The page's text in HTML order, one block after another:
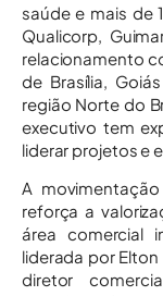
saúde e mais de
Qualicorp,
relacionamento
de Brasília,
região Norte do
executivo tem
liderar projetos e
A
reforça a
área comercial
liderada por
diretor